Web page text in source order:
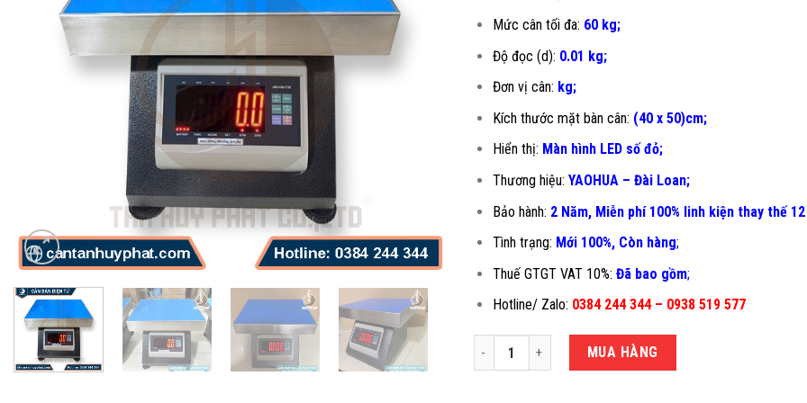
Mức cân tối đa: 60 kg;
Độ đọc (d): 0.01 kg;
Đơn vị cân: kg;
Kích thước mặt bàn cân: (40 x 50)cm;
Hiển thị: Màn hình LED số đỏ;
Thương hiệu: YAOHUA – Đài Loan;
Bảo hành: 2 Năm, Miễn phí 100% linh kiện thay thế
Tình trạng: Mới 100%, Còn hàng;
Thuế GTGT VAT 10%: Đã bao gồm;
Hotline/ Zalo: 0384 244 344 – 0938 519 577
CÂN ĐIỆN TỬ 60KG T7E-40X50CM số lượng
MUA HÀNG